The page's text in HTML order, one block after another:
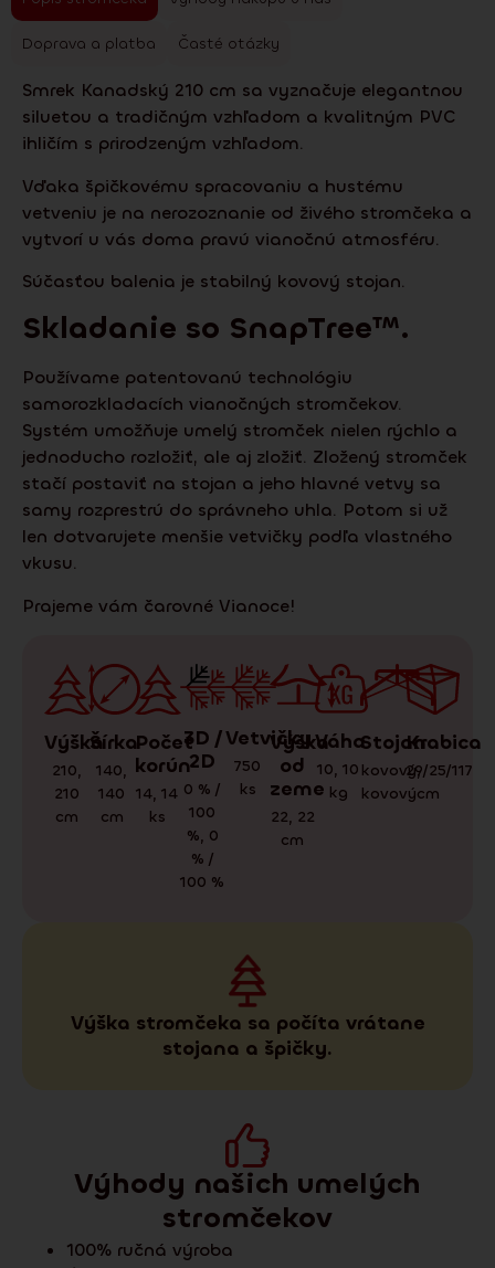
Doprava a platba Časté otázky
Smrek Kanadský 210 cm sa vyznačuje elegantnou
siluetou a tradičným vzhľadom a kvalitným PVC
ihličím s prirodzeným vzhľadom.
Vďaka špičkovému spracovaniu a hustému
vetveniu je na nerozoznanie od živého stromčeka a
vytvorí u vás doma pravú vianočnú atmosféru.
Súčasťou balenia je stabilný kovový stojan.
Skladanie so SnapTree™.
Používame patentovanú technológiu
samorozkladacích vianočných stromčekov.
Systém umožňuje umelý stromček nielen rýchlo a
jednoducho rozložiť, ale aj zložiť. Zložený stromček
stačí postaviť na stojan a jeho hlavné vetvy sa
samy rozprestrú do správneho uhla. Potom si už
len dotvarujete menšie vetvičky podľa vlastného
vkusu.
Prajeme vám čarovné Vianoce!
Výška
210,
210
cm
Šírka
140,
140
cm
Počet
korún
14,14
ks
3D /
2D
0 % /
100
%, 0
% /
100 %
Vetvičky
750
ks
Výška
od
zeme
22, 22
cm
Váha
10, 10
kg
Stojan
kovový,
kovový
Krabica
29/25/117
cm
Výška stromčeka sa počíta vrátane
stojana a špičky.
Výhody našich umelých
stromčekov
100% ručná výroba